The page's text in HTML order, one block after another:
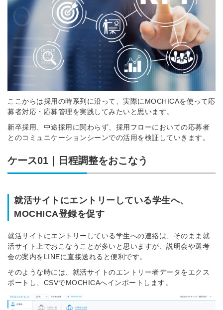
ここからは採用の時系列に沿って、実際にMOCHICAを使って応
募者対応・応募管理を実践してみたいと思います。
新卒採用、中途採用に関わらず、採用フローにおいての応募者
とのコミュニケーションシーンでの活用を検証していきます。
ケース01｜日程調整をおこなう
就活サイトにエントリーしている学生へ、
MOCHICA登録を促す
就活サイトにエントリーしている学生への連絡は、そのまま就
活サイト上でおこなうことが多いと思いますが、説明会や選考
会の案内をLINEに直接送れると便利です。
そのような時には、就活サイトのエントリー者データをエクス
ポートし、CSVでMOCHICAへインポートします。